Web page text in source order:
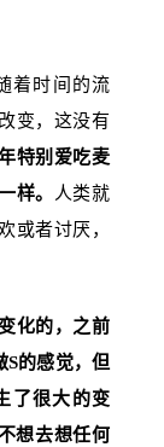
着时间的流
变，这没有
特别爱吃麦
样。 人类就
或者讨厌，
化的，之前
S的感觉，但
了很大的变
想去想任何